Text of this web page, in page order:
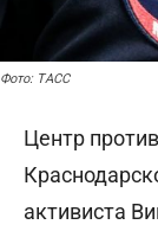
Фото: ТАСС
Центр
активиста